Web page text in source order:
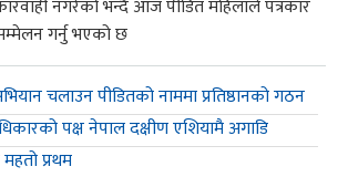
नगरेको भन्दै आज पीडित महिलाले पत्रकार
गर्नु भएको छ
चलाउन पीडितको नाममा प्रतिष्ठानको गठन
पक्ष नेपाल दक्षीण एशियामै अगाडि
प्रथम